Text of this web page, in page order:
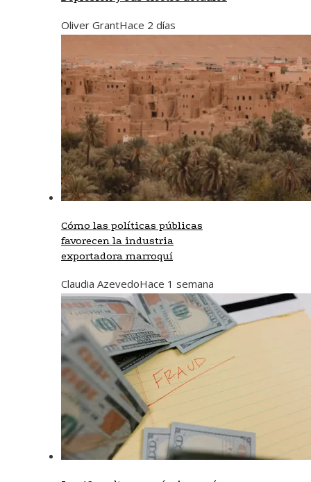
Oliver GrantHace 2 días
Cómo las políticas públicas
favorecen la industria
exportadora marroquí
Claudia AzevedoHace 1 semana